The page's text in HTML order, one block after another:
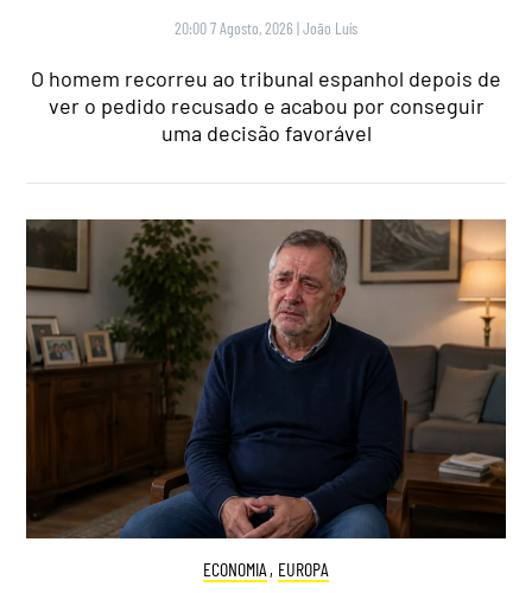
20:00 7 Agosto, 2026 |João Luís
O homem recorreu ao tribunal espanhol depois de
ver o pedido recusado e acabou por conseguir
uma decisão favorável
ECONOMIA , EUROPA